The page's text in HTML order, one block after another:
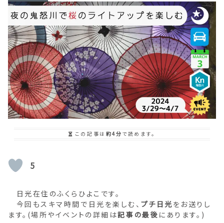
この記事は 約4分 で読めます。
5
日光在住のふくらひよこです。
今回もスキマ時間で日光を楽しむ、 プチ日光をお送りし
ます。(場所やイベントの詳細は記事の最後 にあります。)